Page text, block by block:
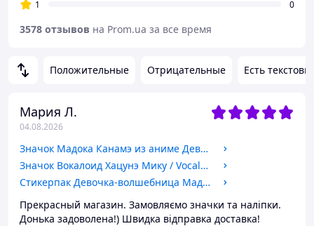
Положительные Отрицательные Есть
Мария Л.
04.08.2026
Значок Мадока Канамэ из аниме Девочка-волшебница Мадока Магика / Mahou Shoujo Madoka Magica. №6 44мм
Значок Вокалоид Хацунэ Мику / Vocaloid Hatsune Miku. №5 44мм
Стикерпак Девочка-волшебница Мадока Магика / Mahou Shoujo Madoka Magica. №1
Прекрасный магазин. Замовляємо значки та наліпки.
Донька задоволена!) Швидка відправка доставка!
1
0
3578 отзывов на Prom.ua за все время